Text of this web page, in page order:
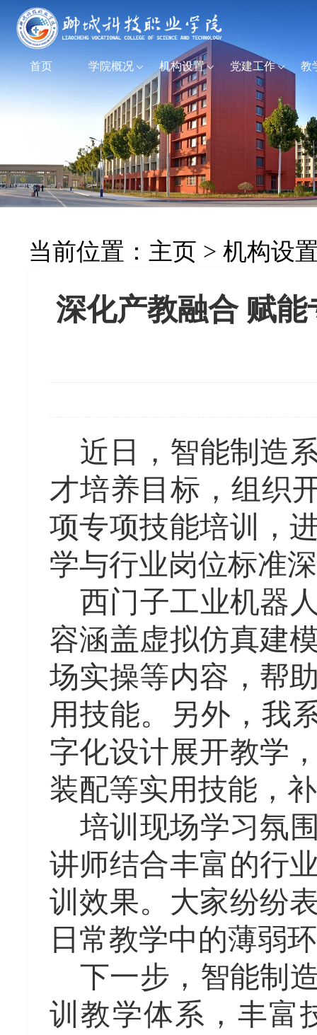
首页 学院概况 机构设置 党建工作 教
当前位置： 主页 > 机构设
深化产教融合 赋
近日， 智能制造
才培养目标，组织
项专项技能培训，
学与行业岗位标准
西门子工业机器
容涵盖虚拟仿真建
场实操等内容，帮
用技能。
另外，我
字化设计展开教学
装配等实用技能，
培训现场学习氛
讲师结合丰富的行
训效果。大家纷纷
日常教学中的薄弱
下一步，智能制
训教学体系，丰富